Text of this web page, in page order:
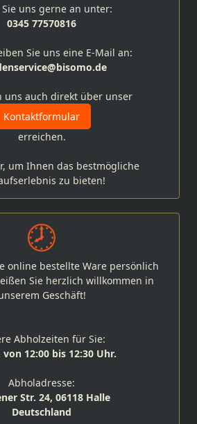
Sie uns gerne an unter:
0345 77570816
Sie uns eine E-Mail an:
uns auch direkt über unser
Kontaktformular
erreichen.
um Ihnen das bestmögliche
zu bieten!
online bestellte Ware persönlich
Sie herzlich willkommen in
Geschäft!
Abholzeiten für Sie:
12:00 bis 12:30 Uhr.
Abholadresse:
Str. 24, 06118 Halle
Deutschland